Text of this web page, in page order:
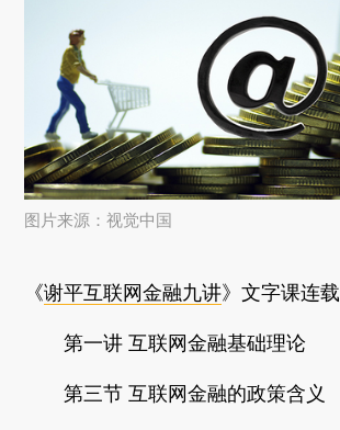
图片来源：视觉中国
《谢平互联网金融九讲》文字课连载
第一讲 互联网金融基础理论
第三节 互联网金融的政策含义